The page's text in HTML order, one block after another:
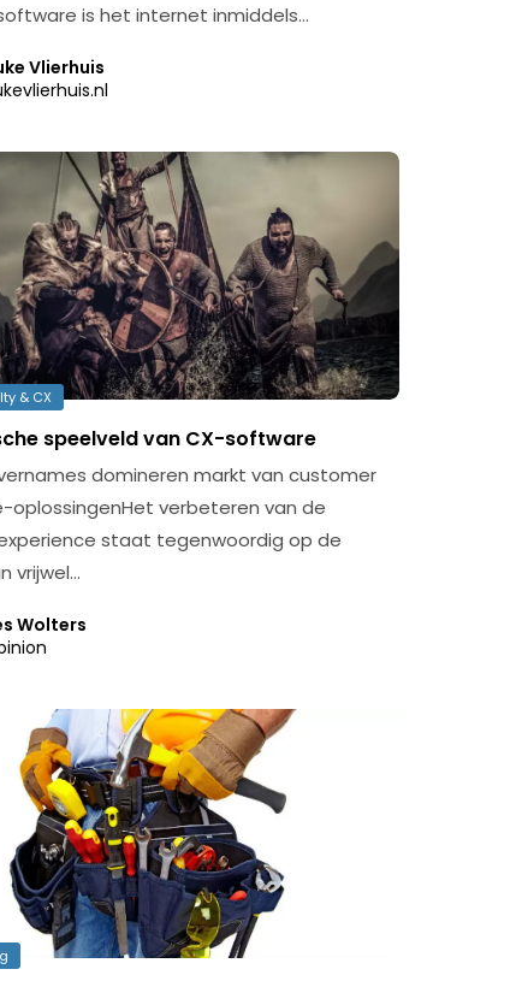
is het internet inmiddels…
Vlierhuis
& CX
speelveld van CX-software
domineren markt van customer
oplossingenHet verbeteren van de
staat tegenwoordig op de
vrijwel…
Wolters